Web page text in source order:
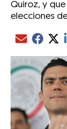
Quiroz, y
elecciones
Compartir el
Compartir